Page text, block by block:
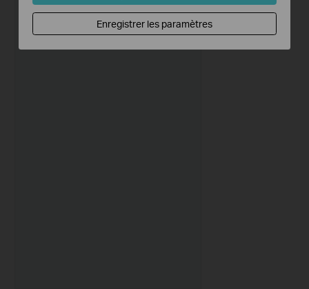
Enregistrer les paramètres